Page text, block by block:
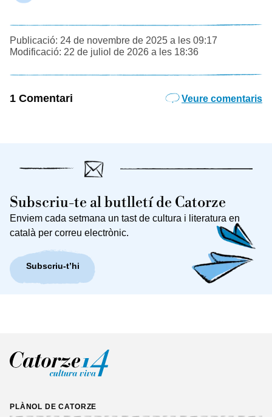
Publicació: 24 de novembre de 2025 a les 09:17
Modificació: 22 de juliol de 2026 a les 18:36
1 Comentari Veure comentaris
Subscriu-te al butlletí de Catorze
Enviem cada setmana un tast de cultura i literatura en
català per correu electrònic.
Subscriu-t’hi
PLÀNOL DE CATORZE